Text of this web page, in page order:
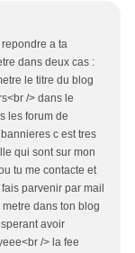
a ta
dans deux cas :
le titre du blog
/> dans le
les forum de
c est tres
qui sont sur mon
tu me contacte et
parvenir par mail
dans ton blog
avoir
/> la fee